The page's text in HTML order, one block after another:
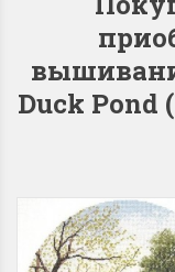
Willow
Хороший
Отличный
Duck